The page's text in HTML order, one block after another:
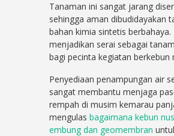
Tanaman ini sangat jarang
sehingga aman dibudidayakan
bahan kimia sintetis berbahaya.
menjadikan serai sebagai
bagi pecinta kegiatan berkebun
Penyediaan penampungan air
sangat membantu menjaga
rempah di musim kemarau
mengulasbagaimana kebun
embung dan geomembran